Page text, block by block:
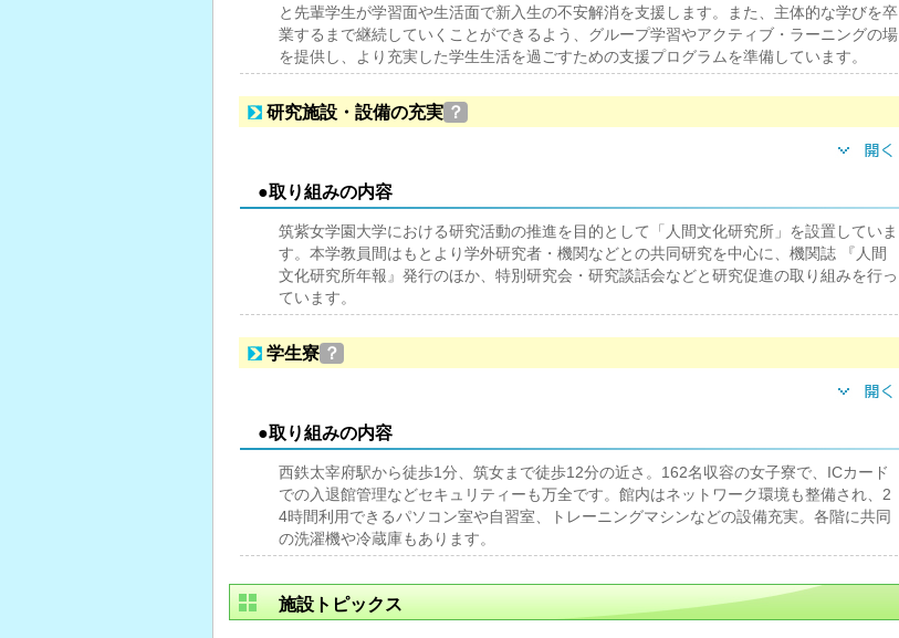
と先輩学生が学習面や生活面で新入生の不安解消を支援します。また、主体的な学びを卒
業するまで継続していくことができるよう、グループ学習やアクティブ・ラーニングの場
を提供し、より充実した学生生活を過ごすための支援プログラムを準備しています。
研究施設・設備の充実 ？
●取り組みの内容
筑紫女学園大学における研究活動の推進を目的として「人間文化研究所」を設置していま
す。本学教員間はもとより学外研究者・機関などとの共同研究を中心に、機関誌 『人間
文化研究所年報』発行のほか、特別研究会・研究談話会などと研究促進の取り組みを行っ
ています。
学生寮 ？
●取り組みの内容
西鉄太宰府駅から徒歩1分、筑女まで徒歩12分の近さ。162名収容の女子寮で、ICカード
での入退館管理などセキュリティーも万全です。館内はネットワーク環境も整備され、2
4時間利用できるパソコン室や自習室、トレーニングマシンなどの設備充実。各階に共同
の洗濯機や冷蔵庫もあります。
施設トピックス